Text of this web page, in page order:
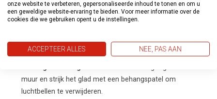
droog en egaal is. Vul eventuele gaten en schuur het
oppervlak glad voor optimale hechting.
op de muur of het behang, afhankelijk van het type
behang.
Behang aanbrengen
– Plaats het behang tegen de
muur en strijk het glad met een behangspatel om
luchtbellen te verwijderen.
onze website te verbeteren, gepersonaliseerde inhoud te tonen en om u
een geweldige website-ervaring te bieden. Voor meer informatie over de
cookies die we gebruiken opent u de instellingen.
ACCEPTEER ALLES NEE, PAS AAN